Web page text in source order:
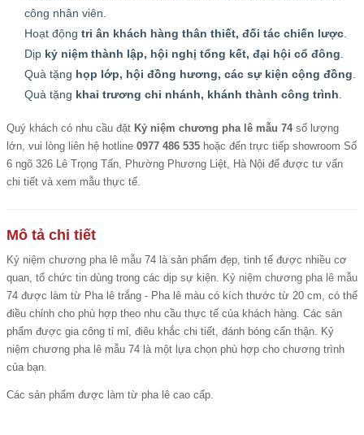
công nhân viên.
Hoạt động tri ân khách hàng thân thiết, đối tác chiến lược
Dịp kỷ niệm thành lập, hội nghị tổng kết, đại hội cổ đông
Quà tặng họp lớp, hội đồng hương, các sự kiện cộng đồng
Quà tặng khai trương chi nhánh, khánh thành công trình
Quý khách có nhu cầu đặt Kỷ niệm chương pha lê mẫu 74số lượng
lớn, vui lòng liên hệ hotline 0977 486 535 hoặc đến trực tiếp showroom Số
6 ngõ 326 Lê Trọng Tấn, Phường Phương Liệt, Hà Nội để được tư vấn
chi tiết và xem mẫu thực tế.
Mô tả chi tiết
Kỷ niệm chương pha lê mẫu 74 là sản phẩm đẹp, tinh tế được nhiều cơ
quan, tổ chức tin dùng trong các dịp sự kiện. Kỷ niệm chương pha lê mẫu
74 được làm từ Pha lê trắng - Pha lê màu có kích thước từ 20 cm, có thể
điều chỉnh cho phù hợp theo nhu cầu thực tế của khách hàng. Các sản
phẩm được gia công tỉ mỉ, điêu khắc chi tiết, đánh bóng cẩn thận. Kỷ
niệm chương pha lê mẫu 74 là một lựa chọn phù hợp cho chương trình
của bạn.
Các sản phẩm được làm từ pha lê cao cấp.